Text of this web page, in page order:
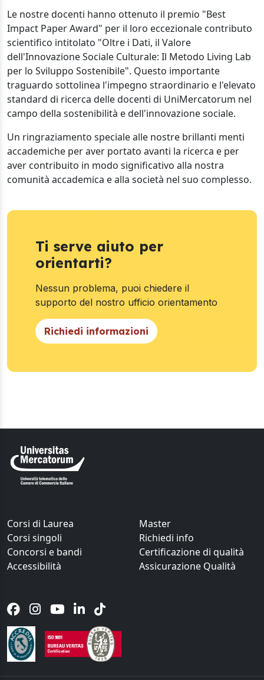
Le nostre docenti hanno ottenuto il premio "Best
Impact Paper Award" per il loro eccezionale contributo
scientifico intitolato "Oltre i Dati, il Valore
dell'Innovazione Sociale Culturale: Il Metodo Living Lab
per lo Sviluppo Sostenibile". Questo importante
traguardo sottolinea l'impegno straordinario e l'elevato
standard di ricerca delle docenti di UniMercatorum nel
campo della sostenibilità e dell'innovazione sociale.
Un ringraziamento speciale alle nostre brillanti menti
accademiche per aver portato avanti la ricerca e per
aver contribuito in modo significativo alla nostra
comunità accademica e alla società nel suo complesso.
Ti serve aiuto per
orientarti?
Nessun problema, puoi chiedere il
supporto del nostro ufficio orientamento
Richiedi informazioni
Corsi di Laurea
Master
Corsi singoli
Richiedi info
Concorsi e bandi
Certificazione di qualità
Accessibilità
Assicurazione Qualità